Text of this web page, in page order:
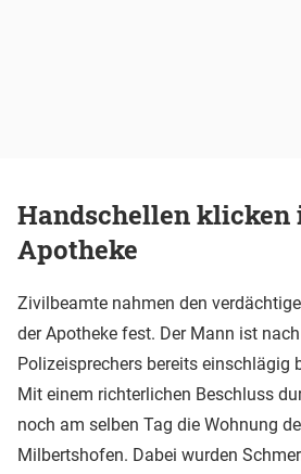
Handschellen klicken
Apotheke
Zivilbeamte nahmen den
der Apotheke fest. Der Mann ist
Polizeisprechers bereits einschlägig
Mit einem richterlichen Beschluss
noch am selben Tag die Wohnung
Milbertshofen. Dabei wurden